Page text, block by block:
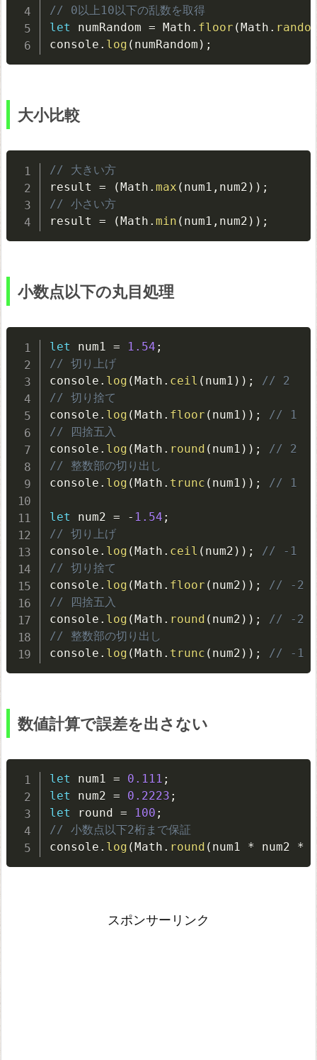
い
// 0以上10以下の乱数を取得
let numRandom = Math . floor ( Math .
console . log ( numRandom ) ;
大小比較
// 大きい方
result = ( Math . max ( num1 , num2 ) ) ;
// 小さい方
result = ( Math . min ( num1 , num2 ) ) ;
小数点以下の丸目処理
let num1 = 1.54 ;
// 切り上げ
console . log ( Math . ceil ( num1 ) ) ;
// 2
// 切り捨て
console . log ( Math . floor ( num1 ) ) ;
// 1
// 四捨五入
console . log ( Math . round ( num1 ) ) ;
// 2
// 整数部の切り出し
console . log ( Math . trunc ( num1 ) ) ; // 1
let num2 = - 1.54 ;
// 切り上げ
console . log ( Math . ceil ( num2 ) ) ;
// -1
// 切り捨て
console . log ( Math . floor ( num2 ) ) ;
// -2
// 四捨五入
console . log ( Math . round ( num2 ) ) ;
// -2
// 整数部の切り出し
console . log ( Math . trunc ( num2 ) ) ; // -1
数値計算で誤差を出さない
let num1 = 0.111 ;
let num2 = 0.2223 ;
let round = 100 ;
// 小数点以下2桁まで保証
console . log ( Math . round ( num1 * num2 *
スポンサーリンク